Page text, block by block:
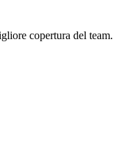
copertura del team.